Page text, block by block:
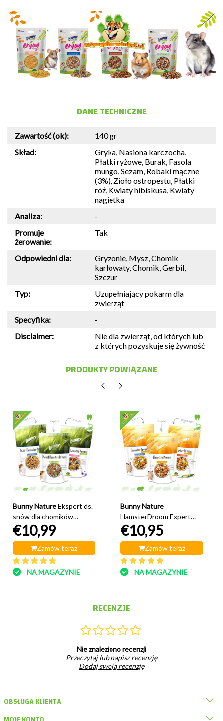
DANE TECHNICZNE
Zawartość (ok):
140 gr
Skład:
Gryka, Nasiona karczocha,
Płatki ryżowe, Burak, Fasola
mungo, Sezam, Robaki mączne
(3%), Zioło ostropestu, Płatki
róż, Kwiaty hibiskusa, Kwiaty
nagietka
Analiza:
-
Promuje
żerowanie:
Tak
Odpowiedni dla:
Gryzonie, Mysz, Chomik
karłowaty, Chomik, Gerbil,
Szczur
Typ:
Uzupełniający pokarm dla
zwierząt
Specyfika:
-
Disclaimer:
Nie dla zwierząt, od których lub
z których pozyskuje się żywność
PRODUKTY POWIĄZANE
Bunny Nature Ekspert ds.
snów dla chomików
karłowatych 500 gramów
€10,99
Zamów teraz
NA MAGAZYNIE
Bunny Nature
HamsterDroom Expert
500 gramów karmy dla
chomików
€10,95
Zamów teraz
NA MAGAZYNIE
RECENZJE
Nie znaleziono recenzji
Przeczytaj lub napisz recenzję
Dodaj swoją recenzję
OBSŁUGA KLIENTA